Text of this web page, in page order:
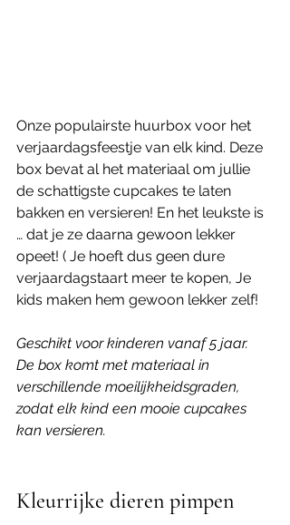
Onze populairste huurbox voor het
verjaardagsfeestje van elk kind. Deze
box bevat al het materiaal om jullie
de schattigste cupcakes te laten
bakken en versieren! En het leukste is
… dat je ze daarna gewoon lekker
opeet! ( Je hoeft dus geen dure
verjaardagstaart meer te kopen, Je
kids maken hem gewoon lekker zelf!
Geschikt voor kinderen vanaf 5 jaar.
De box komt met materiaal in
verschillende moeilijkheidsgraden,
zodat elk kind een mooie cupcakes
kan versieren.
Kleurrijke dieren pimpen